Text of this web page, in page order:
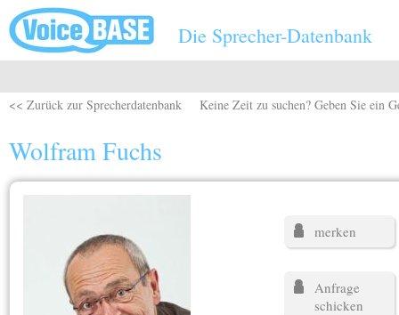
Direkt zum Inhalt
Die Sprecher-Datenbank
<< Zurück zur Sprecherdatenbank Keine Zeit zu suchen? Geben Sie ein
Wolfram Fuchs
merken
Anfrage
schicken